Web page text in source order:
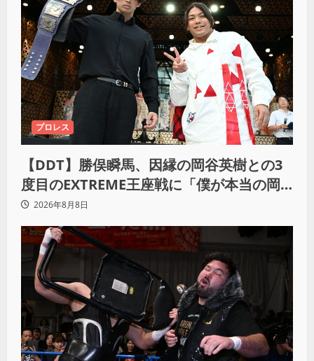
プロレス
【DDT】勝俣瞬馬、因縁の岡谷英樹との3
度目のEXTREME王座戦に「僕が本当の岡
谷英樹を引き出して獲りたい」
2026年8月8日